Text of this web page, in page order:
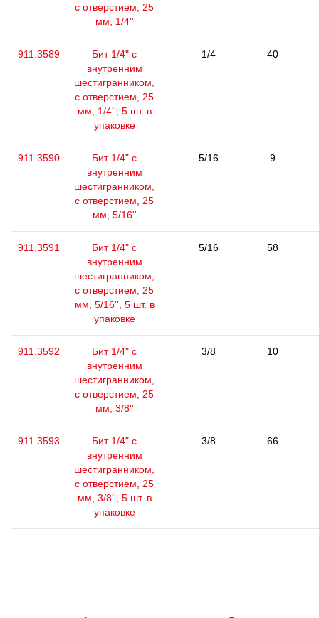
с отверстием, 25
мм, 1/4''
911.3589
Бит 1/4" с
внутренним
шестигранником,
с отверстием, 25
мм, 1/4'', 5 шт. в
упаковке
1/4 40
911.3590
Бит 1/4" с
внутренним
шестигранником,
с отверстием, 25
мм, 5/16''
5/16 9
911.3591
Бит 1/4" с
внутренним
шестигранником,
с отверстием, 25
мм, 5/16'', 5 шт. в
упаковке
5/16 58
911.3592
Бит 1/4" с
внутренним
шестигранником,
с отверстием, 25
мм, 3/8''
3/8 10
911.3593
Бит 1/4" с
внутренним
шестигранником,
с отверстием, 25
мм, 3/8'', 5 шт. в
упаковке
3/8 66